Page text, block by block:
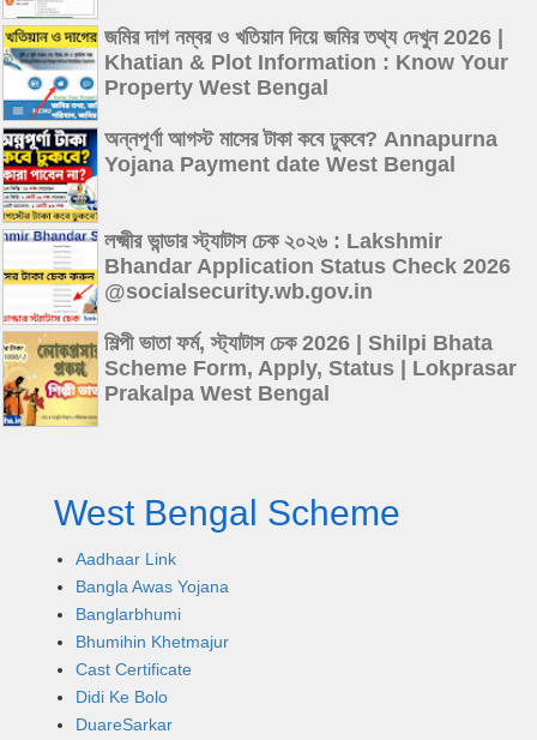
জমির দাগ নম্বর ও খতিয়ান দিয়ে জমির তথ্য দেখুন 2026 |
Khatian & Plot Information : Know Your
Property West Bengal
অন্নপূর্ণা আগস্ট মাসের টাকা কবে ঢুকবে? Annapurna
Yojana Payment date West Bengal
লক্ষ্মীর ভান্ডার স্ট্যাটাস চেক ২০২৬ : Lakshmir
Bhandar Application Status Check 2026
@socialsecurity.wb.gov.in
শিল্পী ভাতা ফর্ম, স্ট্যাটাস চেক 2026 | Shilpi Bhata
Scheme Form, Apply, Status | Lokprasar
Prakalpa West Bengal
West Bengal Scheme
Aadhaar Link
Bangla Awas Yojana
Banglarbhumi
Bhumihin Khetmajur
Cast Certificate
Didi Ke Bolo
DuareSarkar